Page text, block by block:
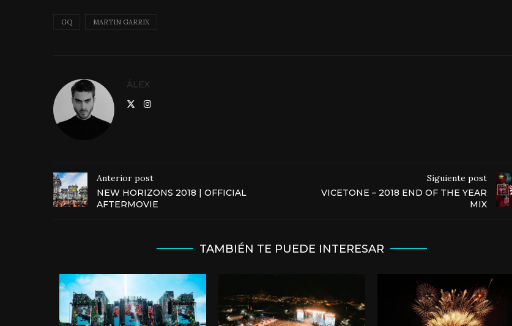
GQ MARTIN GARRIX
ÁLEX
Anterior post
NEW HORIZONS 2018 | OFFICIAL
AFTERMOVIE
Siguiente post
VICETONE – 2018 END OF THE YEAR
MIX
TAMBIÉN TE PUEDE INTERESAR